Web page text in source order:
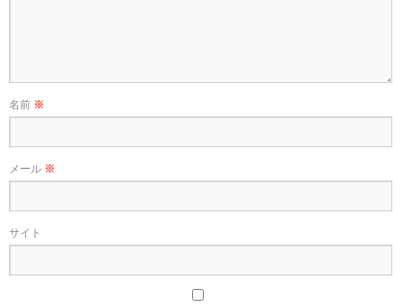
名前 ※
メール ※
サイト